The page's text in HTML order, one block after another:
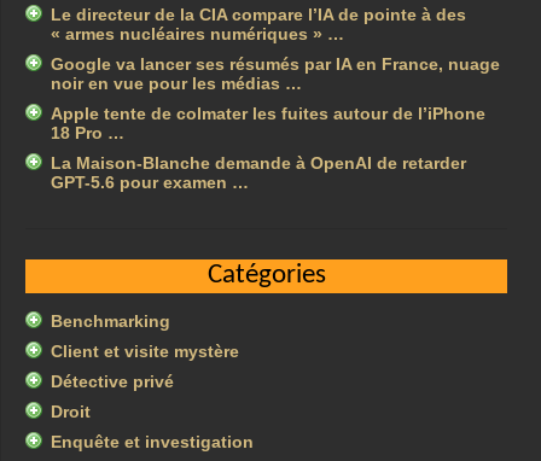
Le directeur de la CIA compare l’IA de pointe à des
« armes nucléaires numériques » …
Google va lancer ses résumés par IA en France, nuage
noir en vue pour les médias …
Apple tente de colmater les fuites autour de l’iPhone
18 Pro …
La Maison-Blanche demande à OpenAI de retarder
GPT-5.6 pour examen …
Catégories
Benchmarking
Client et visite mystère
Détective privé
Droit
Enquête et investigation